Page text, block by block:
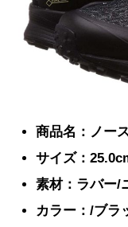
商品名：ノー
サイズ：
素材：ラバー/
カラー：/ブラ